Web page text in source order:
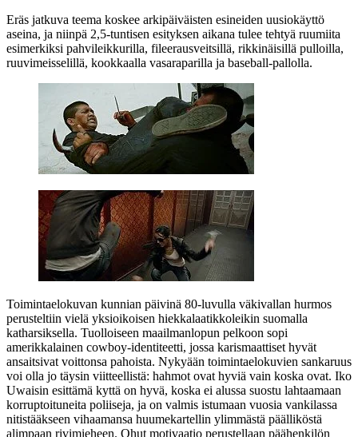
Eräs jatkuva teema koskee arkipäiväisten esineiden uusiokäyttö
aseina, ja niinpä 2,5-tuntisen esityksen aikana tulee tehtyä ruumiita
esimerkiksi pahvileikkurilla, fileerausveitsillä, rikkinäisillä pulloilla,
ruuvimeisselillä, kookkaalla vasaraparilla ja baseball-pallolla.
Toimintaelokuvan kunnian päivinä 80‑luvulla väkivallan hurmos
perusteltiin vielä yksioikoisen hiekkalaatikkoleikin suomalla
katharsiksella. Tuolloiseen maailmanlopun pelkoon sopi
amerikkalainen cowboy-identiteetti, jossa karismaattiset hyvät
ansaitsivat voittonsa pahoista. Nykyään toimintaelokuvien sankaruus
voi olla jo täysin viitteellistä: hahmot ovat hyviä vain koska ovat. Iko
Uwaisin esittämä kyttä on hyvä, koska ei alussa suostu lahtaamaan
korruptoituneita poliiseja, ja on valmis istumaan vuosia vankilassa
nitistääkseen vihaamansa huumekartellin ylimmästä päälliköstä
alimpaan rivimieheen. Ohut motivaatio perustellaan päähenkilön